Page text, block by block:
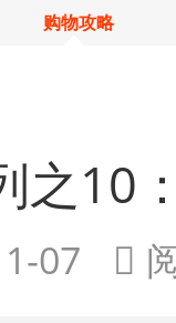
购物攻略
之10
07